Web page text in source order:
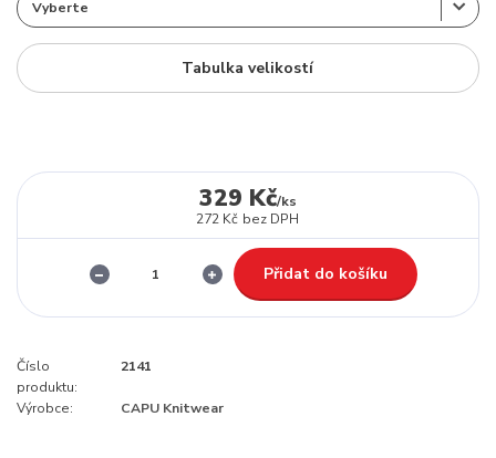
Tabulka velikostí
329 Kč/ks
272 Kč bez DPH
Přidat do košíku
Číslo
produktu:
2141
Výrobce: CAPU Knitwear